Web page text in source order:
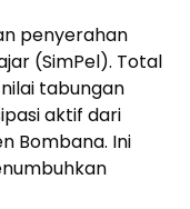
penyerahan
(SimPel). Total
tabungan
aktif dari
Bombana. Ini